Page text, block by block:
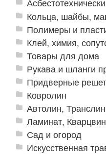
Кольца, шайбы,
Полимеры и
Клей, химия,
Товары для дома
Рукава и шланги
Придверные
Ковролин
Автолин,
Ламинат,
Сад и огород
Искусственная